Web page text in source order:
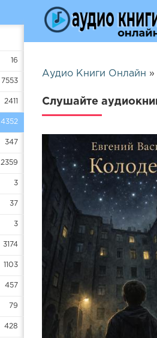
16
7553
2411
4352
347
2359
3
37
3
3174
1103
457
79
428
Аудио Книги Онлайн »
Слушайте